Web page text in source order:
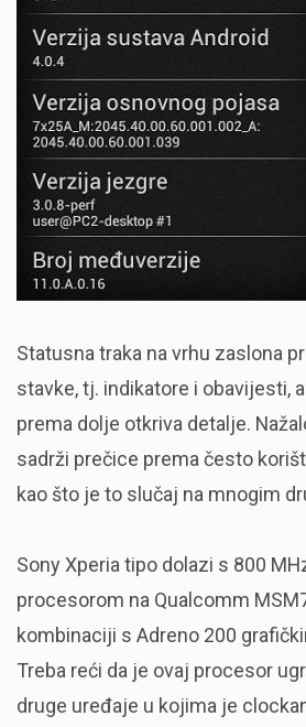
Statusna traka na vrhu zaslona
stavke, tj. indikatore i obavijesti,
prema dolje otkriva detalje.
sadrži prečice prema često
kao što je to slučaj na mnogim
Sony Xperia tipo dolazi s 800
procesorom na Qualcomm
kombinaciji s Adreno 200
Treba reći da je ovaj procesor
druge uređaje u kojima je